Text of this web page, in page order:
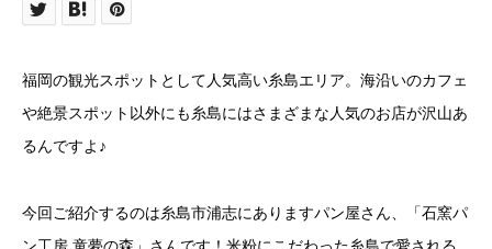
福岡の観光スポットとして人気高い糸島エリア。海沿いのカフェ
や絶景スポット以外にも糸島にはさまざまな人気のお店が沢山あ
るんですよ♪
今回ご紹介するのは糸島市浦志にありますパン屋さん、「石窯パ